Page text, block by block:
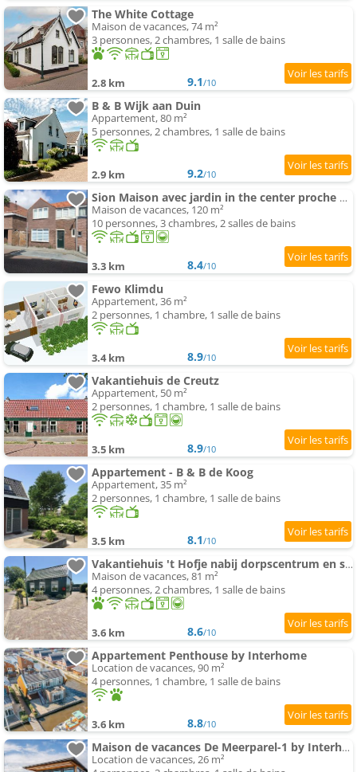
The White Cottage
Maison de vacances, 74 m²
3 personnes, 2 chambres, 1 salle de bains
2.8 km 9.1/10
B & B Wijk aan Duin
Appartement, 80 m²
5 personnes, 2 chambres, 1 salle de bains
2.9 km 9.2/10
Sion Maison avec jardin in the center proche de la mer et Amsterdam
Maison de vacances, 120 m²
10 personnes, 3 chambres, 2 salles de bains
3.3 km 8.4/10
Fewo Klimdu
Appartement, 36 m²
2 personnes, 1 chambre, 1 salle de bains
3.4 km 8.9/10
Vakantiehuis de Creutz
Appartement, 50 m²
2 personnes, 1 chambre, 1 salle de bains
3.5 km 8.9/10
Appartement - B & B de Koog
Appartement, 35 m²
2 personnes, 1 chambre, 1 salle de bains
3.5 km 8.1/10
Vakantiehuis 't Hofje nabij dorpscentrum en strand
Maison de vacances, 81 m²
4 personnes, 2 chambres, 1 salle de bains
3.6 km 8.6/10
Appartement Penthouse by Interhome
Location de vacances, 90 m²
4 personnes, 1 chambre, 1 salle de bains
3.6 km 8.8/10
Maison de vacances De Meerparel-1 by Interhome
Location de vacances, 26 m²